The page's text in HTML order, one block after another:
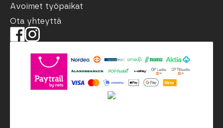
Avoimet työpaikat
Ota yhteyttä